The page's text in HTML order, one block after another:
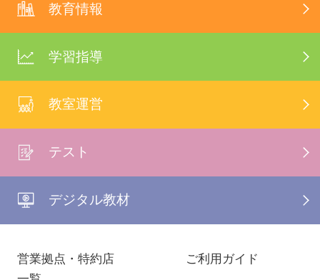
教育情報
学習指導
教室運営
テスト
デジタル教材
営業拠点・特約店
ご利用ガイド